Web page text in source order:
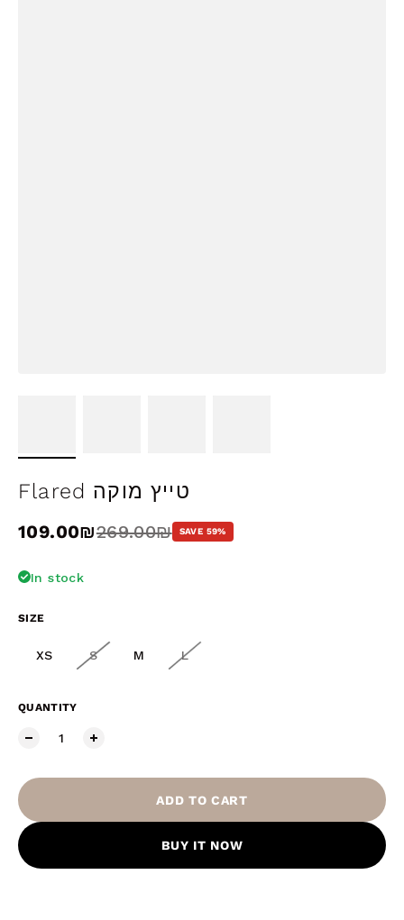
Flared טייץ מוקה
Sale price
109.00₪
Regular price
269.00₪ SAVE 59%
In stock
SIZE
XS S M L
QUANTITY
ADD TO CART
BUY IT NOW